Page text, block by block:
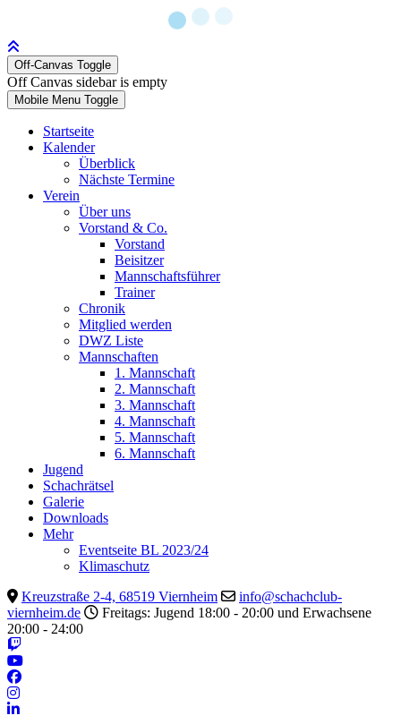
Off-Canvas Toggle
Off Canvas sidebar is empty
Mobile Menu Toggle
Startseite
Kalender
Überblick
Nächste Termine
Verein
Über uns
Vorstand & Co.
Vorstand
Beisitzer
Mannschaftsführer
Trainer
Chronik
Mitglied werden
DWZ Liste
Mannschaften
1. Mannschaft
2. Mannschaft
3. Mannschaft
4. Mannschaft
5. Mannschaft
6. Mannschaft
Jugend
Schachrätsel
Galerie
Downloads
Mehr
Eventseite BL 2023/24
Klimaschutz
Kreuzstraße 2-4, 68519 Viernheim
info@schachclub-
viernheim.de
Freitags: Jugend 18:00 - 20:00 und Erwachsene
20:00 - 24:00